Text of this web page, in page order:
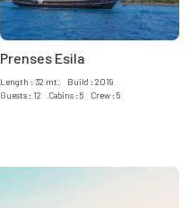
Prenses Esila
Length : 32 mt. Build : 2019
Guests : 12 Cabins : 6 Crew : 5